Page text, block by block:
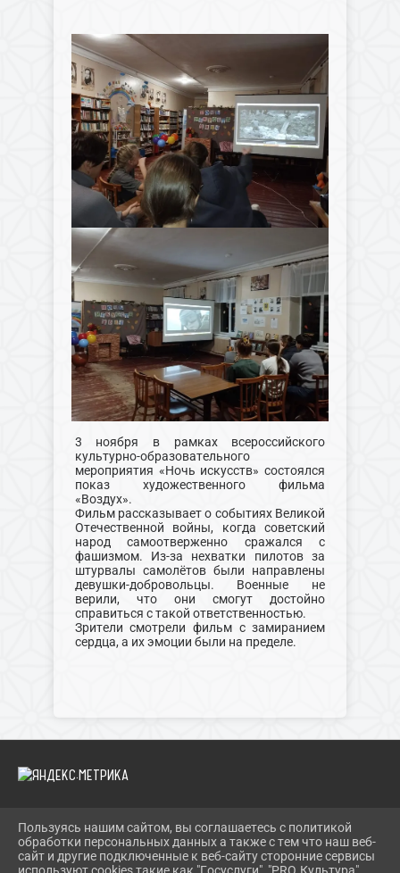
3 ноября в рамках всероссийского
культурно-образовательного
мероприятия «Ночь искусств» состоялся
показ художественного фильма
«Воздух».
Фильм рассказывает о событиях Великой
Отечественной войны, когда советский
народ самоотверженно сражался с
фашизмом. Из-за нехватки пилотов за
штурвалы самолётов были направлены
девушки-добровольцы. Военные не
верили, что они смогут достойно
справиться с такой ответственностью.
Зрители смотрели фильм с замиранием
сердца, а их эмоции были на пределе.
2026 Г. SCKS-SOKOL.GULKULT.RU
ВХОД
КАРТА САЙТА
Пользуясь нашим сайтом, вы соглашаетесь с политикой
обработки персональных данных а также с тем что наш веб-
сайт и другие подключенные к веб-сайту сторонние сервисы